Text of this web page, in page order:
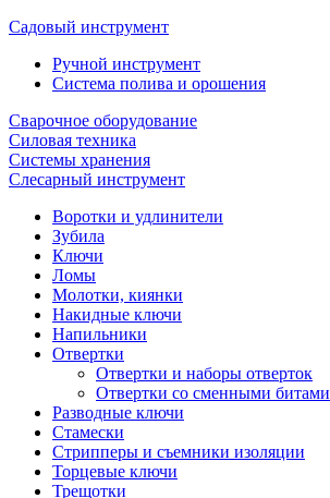
Садовый инструмент
Ручной инструмент
Система полива и орошения
Сварочное оборудование
Силовая техника
Системы хранения
Слесарный инструмент
Воротки и удлинители
Зубила
Ключи
Ломы
Молотки, киянки
Накидные ключи
Напильники
Отвертки
Отвертки и наборы отверток
Отвертки со сменными битами
Разводные ключи
Стамески
Стрипперы и съемники изоляции
Торцевые ключи
Трещотки